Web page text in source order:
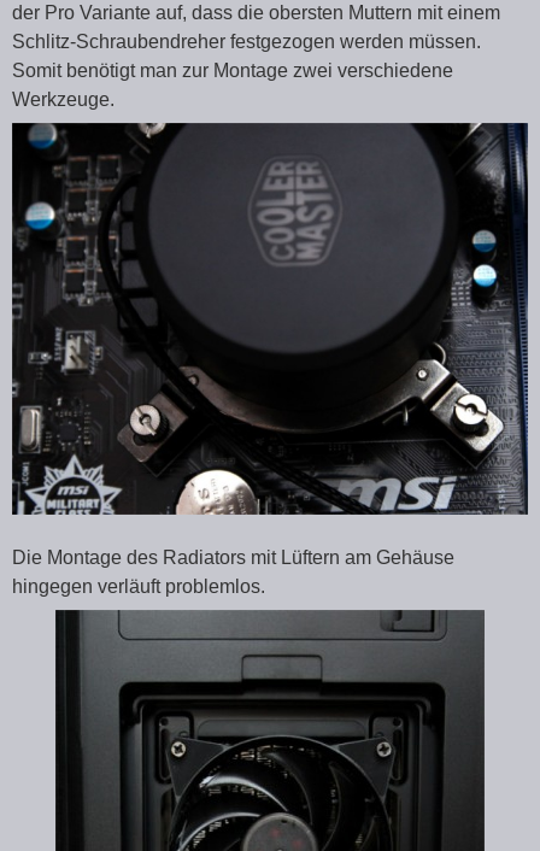
der Pro Variante auf, dass die obersten Muttern mit einem
Schlitz-Schraubendreher festgezogen werden müssen.
Somit benötigt man zur Montage zwei verschiedene
Werkzeuge.
Die Montage des Radiators mit Lüftern am Gehäuse
hingegen verläuft problemlos.